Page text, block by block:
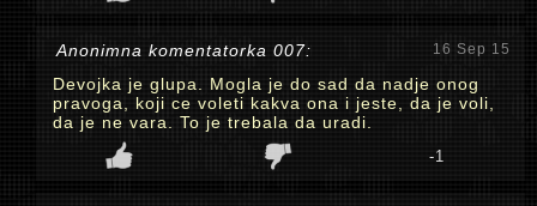
Anonimna komentatorka 007: 16 Sep 15
Devojka je glupa. Mogla je do sad da nadje onog
pravoga, koji ce voleti kakva ona i jeste, da je voli,
da je ne vara. To je trebala da uradi.
-1